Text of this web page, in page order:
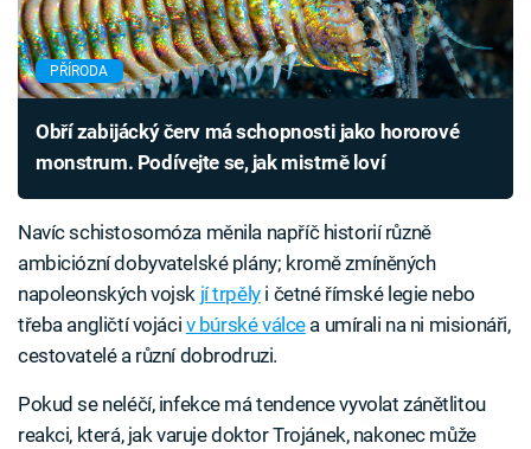
PŘÍRODA
Obří zabijácký červ má schopnosti jako hororové
monstrum. Podívejte se, jak mistrně loví
Navíc schistosomóza měnila napříč historií různě
ambiciózní dobyvatelské plány; kromě zmíněných
napoleonských vojsk jí trpělyi četné římské legie nebo
třeba angličtí vojáci v búrské válcea umírali na ni misionáři,
cestovatelé a různí dobrodruzi.
Pokud se neléčí, infekce má tendence vyvolat zánětlitou
reakci, která, jak varuje doktor Trojánek, nakonec může